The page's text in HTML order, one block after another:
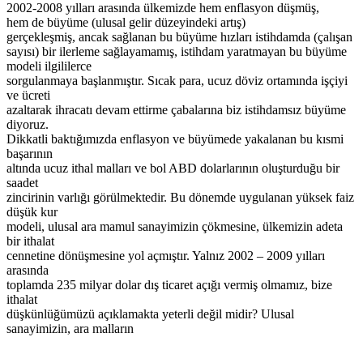
2002-2008 yılları arasında ülkemizde hem enflasyon düşmüş,
hem de büyüme (ulusal gelir düzeyindeki artış)
gerçekleşmiş, ancak sağlanan bu büyüme hızları istihdamda (çalışan
sayısı) bir ilerleme sağlayamamış, istihdam yaratmayan bu büyüme
modeli ilgililerce
sorgulanmaya başlanmıştır. Sıcak para, ucuz döviz ortamında işçiyi
ve ücreti
azaltarak ihracatı devam ettirme çabalarına biz istihdamsız büyüme
diyoruz.
Dikkatli baktığımızda enflasyon ve büyümede yakalanan bu kısmi
başarının
altında ucuz ithal malları ve bol ABD dolarlarının oluşturduğu bir
saadet
zincirinin varlığı görülmektedir. Bu dönemde uygulanan yüksek faiz
düşük kur
modeli, ulusal ara mamul sanayimizin çökmesine, ülkemizin adeta
bir ithalat
cennetine dönüşmesine yol açmıştır. Yalnız 2002 – 2009 yılları
arasında
toplamda 235 milyar dolar dış ticaret açığı vermiş olmamız, bize
ithalat
düşkünlüğümüzü açıklamakta yeterli değil midir? Ulusal
sanayimizin, ara malların